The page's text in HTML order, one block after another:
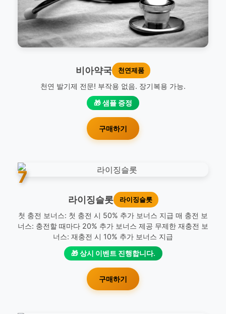
비아약국 천연제품
천연 발기제 전문! 부작용 없음. 장기복용 가능.
🎁 샘플 증정
구매하기
7
라이징슬롯 라이징슬롯
첫 충전 보너스: 첫 충전 시 50% 추가 보너스 지급 매 충전 보
너스: 충전할 때마다 20% 추가 보너스 제공 무제한 재충전 보
너스: 재충전 시 10% 추가 보너스 지급
🎁 상시 이벤트 진행합니다.
구매하기